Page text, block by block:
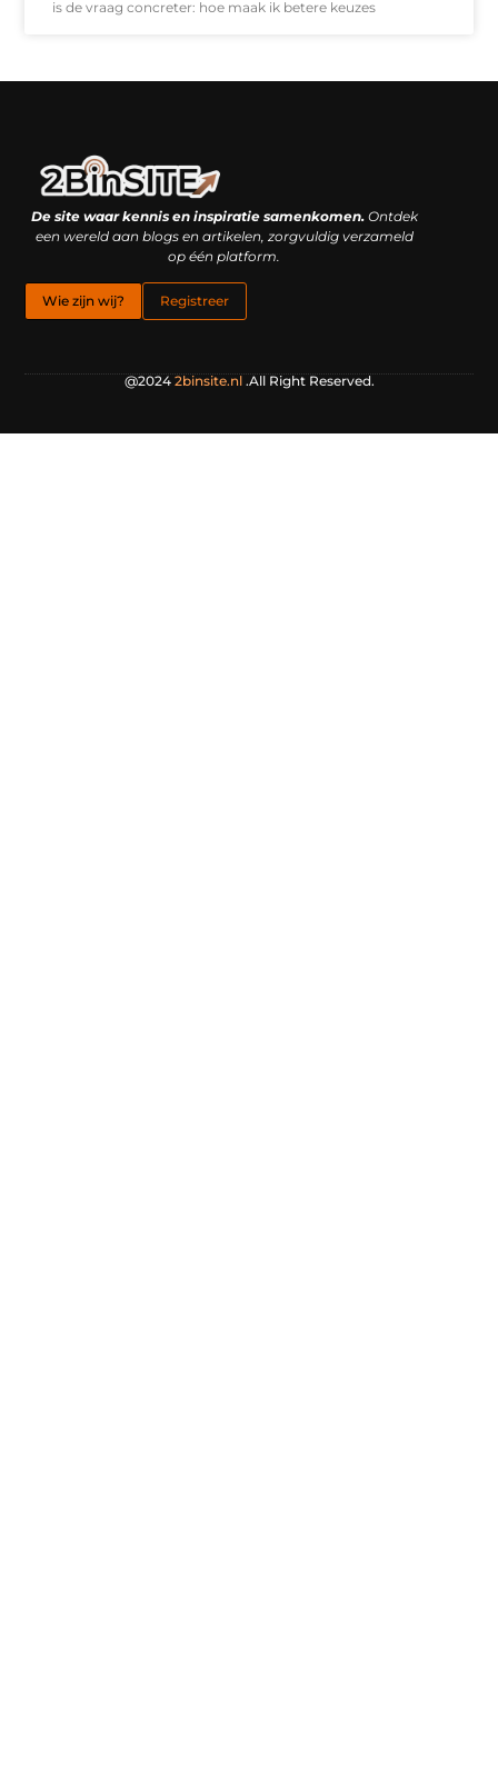
is de vraag concreter: hoe maak ik betere keuzes
De site waar kennis en inspiratie samenkomen.Ontdek
een wereld aan blogs en artikelen, zorgvuldig verzameld
op één platform.
Wie zijn wij? Registreer
@2024 2binsite.nl.All Right Reserved.